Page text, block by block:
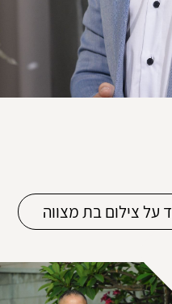
על צילום בת מצווה